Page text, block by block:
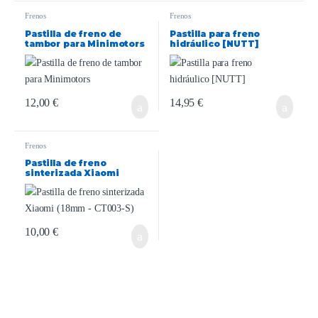
Frenos
Pastilla de freno de
tambor para Minimotors
12,00€
Frenos
Pastilla para freno
hidráulico [NUTT]
14,95€
Frenos
Pastilla de freno
sinterizada Xiaomi
(18mm – CT003-S)
10,00€